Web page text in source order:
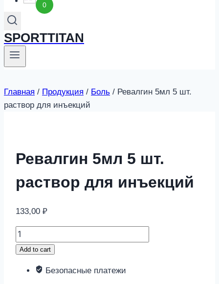
0
SPORTTITAN
Главная / Продукция / Боль / Ревалгин 5мл 5 шт.
раствор для инъекций
Ревалгин 5мл 5 шт.
раствор для инъекций
133,00 ₽
Ревалгин
5мл
шт.
Add to cart
Безопасные платежи